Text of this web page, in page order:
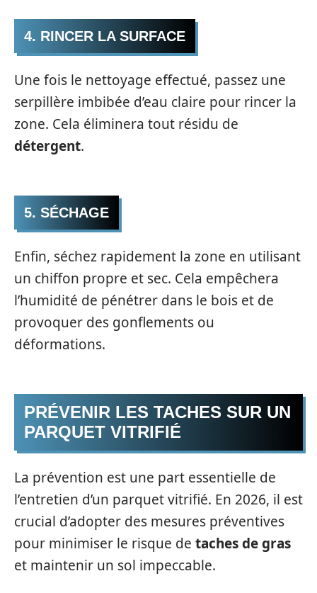
4. RINCER LA SURFACE
Une fois le nettoyage effectué, passez une
serpillère imbibée d’eau claire pour rincer la
zone. Cela éliminera tout résidu de
détergent.
5. SÉCHAGE
Enfin, séchez rapidement la zone en utilisant
un chiffon propre et sec. Cela empêchera
l’humidité de pénétrer dans le bois et de
provoquer des gonflements ou
déformations.
PRÉVENIR LES TACHES SUR UN
PARQUET VITRIFIÉ
La prévention est une part essentielle de
l’entretien d’un parquet vitrifié. En 2026, il est
crucial d’adopter des mesures préventives
pour minimiser le risque de taches de gras
et maintenir un sol impeccable.